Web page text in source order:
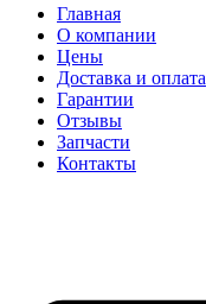
Главная
О компании
Цены
Доставка и оплата
Гарантии
Отзывы
Запчасти
Контакты